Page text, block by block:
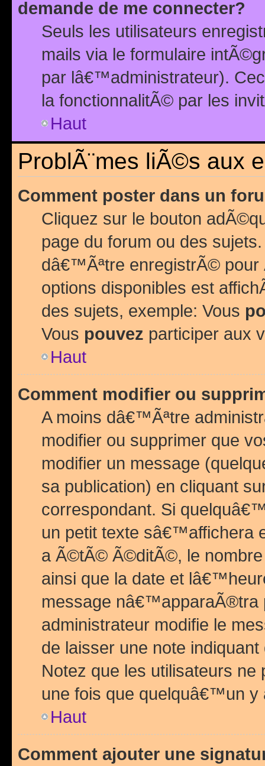
demande de me connecter?
Seuls les utilisateurs
mails via le formulaire
par lâ€™administrateur).
la fonctionnalitÃ© par les
Haut
ProblÃ¨mes liÃ©s aux
Comment poster dans un
Cliquez sur le bouton
page du forum ou des
dâ€™Ãªtre enregistrÃ©
options disponibles est
des sujets, exemple: Vous
Vous pouvez participer aux
Haut
Comment modifier ou
A moins dâ€™Ãªtre
modifier ou supprimer que
modifier un message
sa publication) en cliquant
correspondant. Si
un petit texte sâ€™affichera
a Ã©tÃ© Ã©ditÃ©, le
ainsi que la date et
message nâ€™apparaÃ®tra
administrateur modifie le
de laisser une note
Notez que les utilisateurs
une fois que quelquâ€™un y
Haut
Comment ajouter une